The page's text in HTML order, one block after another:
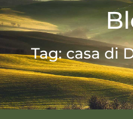
Tag: casa di